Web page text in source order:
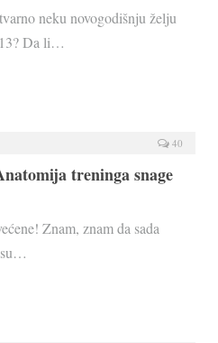
neku novogodišnju želju
Da li…
40
treninga snage
Znam, znam da sada
su…